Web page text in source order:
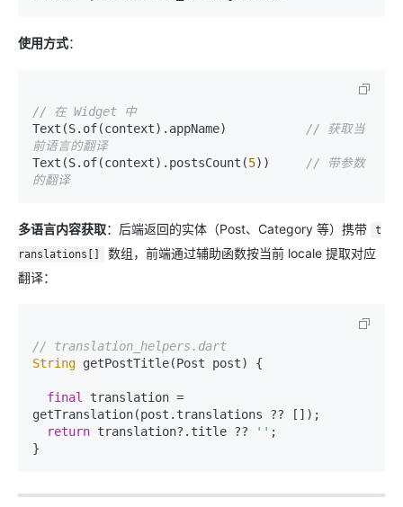
使用方式：
// 在 Widget 中
Text(S.of(context).appName)
// 获取当
前语言的翻译
Text(S.of(context).postsCount(5))
// 带参数
的翻译
多语言内容获取：后端返回的实体（Post、Category 等）携带
t
ranslations[]
数组，前端通过辅助函数按当前 locale 提取对应
翻译：
// translation_helpers.dart
String getPostTitle(Post post) {
final
translation =
getTranslation(post.translations ?? []);
return translation?.title ?? '' ;